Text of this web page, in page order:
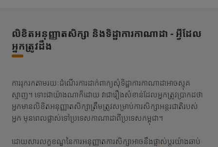
លិខិតអនុញ្ញាតសិក្សា និងទិដ្ឋាការកាណាដា - អ្វីដែល
អ្នកត្រូវដឹង
ការរុករកតាមរយៈដំណើរការដាក់ពាក្យសុំទិដ្ឋាការកាណាដាអាចស្មុគ
ស្មាញ។ ទោះជាយ៉ាងណាក៏ដោយ វាជារឿងសំខាន់ដែលអ្នកត្រូវប្រាកដថា
អ្នកមានលិខិតអនុញ្ញាតសិក្សាត្រឹមត្រូវសម្រាប់ការសិក្សាអន្តរជាតិរបស់
អ្នក មុនពេលផ្លាស់ទៅប្រទេសកាណាដាពីប្រទេសកម្ពុជា។
ដោយសារលក្ខខណ្ឌនៃការអនុញ្ញាតការសិក្សាអាចនឹងផ្លាស់ប្តូរយ៉ាងឆាប់